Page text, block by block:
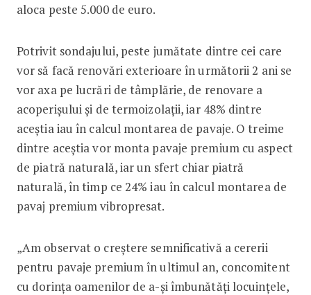
aloca peste 5.000 de euro.
Potrivit sondajului, peste jumătate dintre cei care
vor să facă renovări exterioare în următorii 2 ani se
vor axa pe lucrări de tâmplărie, de renovare a
acoperișului și de termoizolații, iar 48% dintre
aceștia iau în calcul montarea de pavaje. O treime
dintre aceștia vor monta pavaje premium cu aspect
de piatră naturală, iar un sfert chiar piatră
naturală, în timp ce 24% iau în calcul montarea de
pavaj premium vibropresat.
„Am observat o creștere semnificativă a cererii
pentru pavaje premium în ultimul an, concomitent
cu dorința oamenilor de a-și îmbunătăți locuințele,